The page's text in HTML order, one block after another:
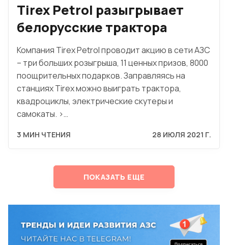
Tirex Petrol разыгрывает
белорусские трактора
Компания Tirex Petrol проводит акцию в сети АЗС
– три больших розыгрыша, 11 ценных призов, 8000
поощрительных подарков. Заправляясь на
станциях Tirex можно выиграть трактора,
квадроциклы, электрические скутеры и
самокаты. >…
3 МИН ЧТЕНИЯ 28 ИЮЛЯ 2021 Г.
ПОКАЗАТЬ ЕЩЕ